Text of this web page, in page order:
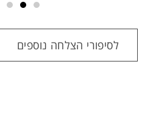
לסיפורי הצלחה נוספים